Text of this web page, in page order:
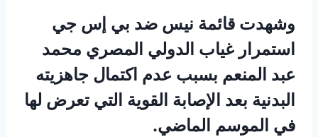
وشهدت قائمة نيس ضد بي إس جي
استمرار غياب الدولي المصري محمد
عبد المنعم بسبب عدم اكتمال جاهزيته
البدنية بعد الإصابة القوية التي تعرض لها
في الموسم الماضي.